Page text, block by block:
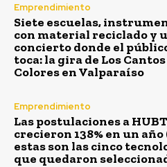
Emprendimiento
Siete escuelas,
con material reciclado y
concierto donde el
toca: la gira de Los Cantos
Colores en Valparaíso
Emprendimiento
Las postulaciones a
crecieron 138% en un año
estas son las cinco
que quedaron